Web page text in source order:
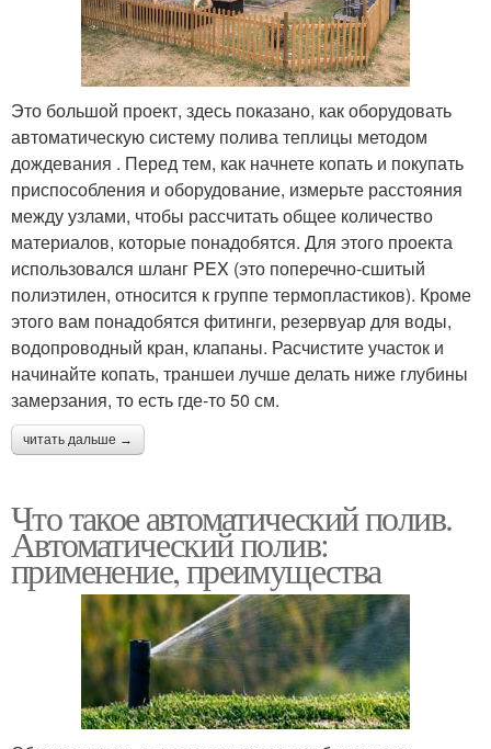
Это большой проект, здесь показано, как оборудовать
автоматическую систему полива теплицы методом
дождевания . Перед тем, как начнете копать и покупать
приспособления и оборудование, измерьте расстояния
между узлами, чтобы рассчитать общее количество
материалов, которые понадобятся. Для этого проекта
использовался шланг PEX (это поперечно-сшитый
полиэтилен, относится к группе термопластиков). Кроме
этого вам понадобятся фитинги, резервуар для воды,
водопроводный кран, клапаны. Расчистите участок и
начинайте копать, траншеи лучше делать ниже глубины
замерзания, то есть где-то 50 см.
читать дальше →
Что такое автоматический полив.
Автоматический полив:
применение, преимущества